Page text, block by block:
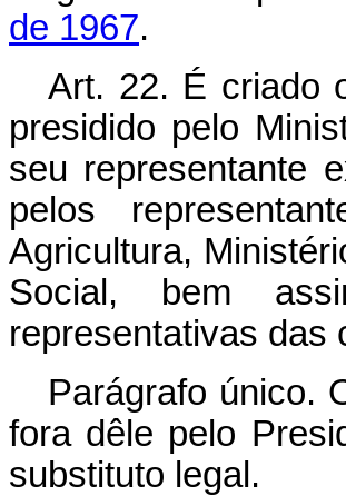
de 1967.
Art. 22. É criado
presidido pelo
seu representante
pelos
Agricultura,
Social, bem
representativas das
Parágrafo único.
fora dêle pelo
substituto legal.